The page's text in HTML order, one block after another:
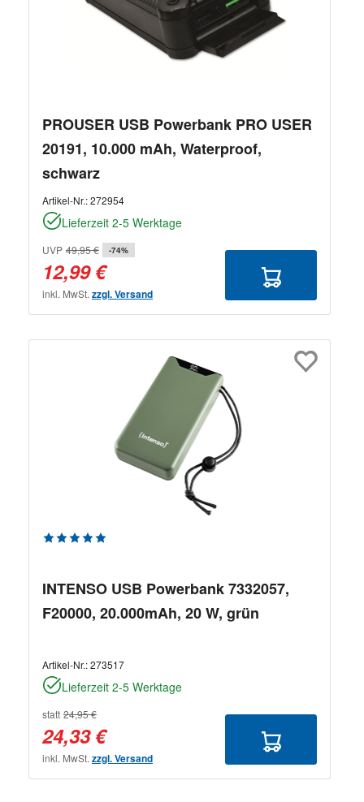
PROUSER USB Powerbank PRO USER
20191, 10.000 mAh, Waterproof,
schwarz
Artikel-Nr.:272954
Lieferzeit 2-5 Werktage
UVP 49,95 € -74%
12,99 €
inkl. MwSt. zzgl. Versand
Durchschnittliche Bewertung von 5 von 5 Sternen
INTENSO USB Powerbank 7332057,
F20000, 20.000mAh, 20 W, grün
Artikel-Nr.:273517
Lieferzeit 2-5 Werktage
statt 24,95 €
24,33 €
inkl. MwSt. zzgl. Versand